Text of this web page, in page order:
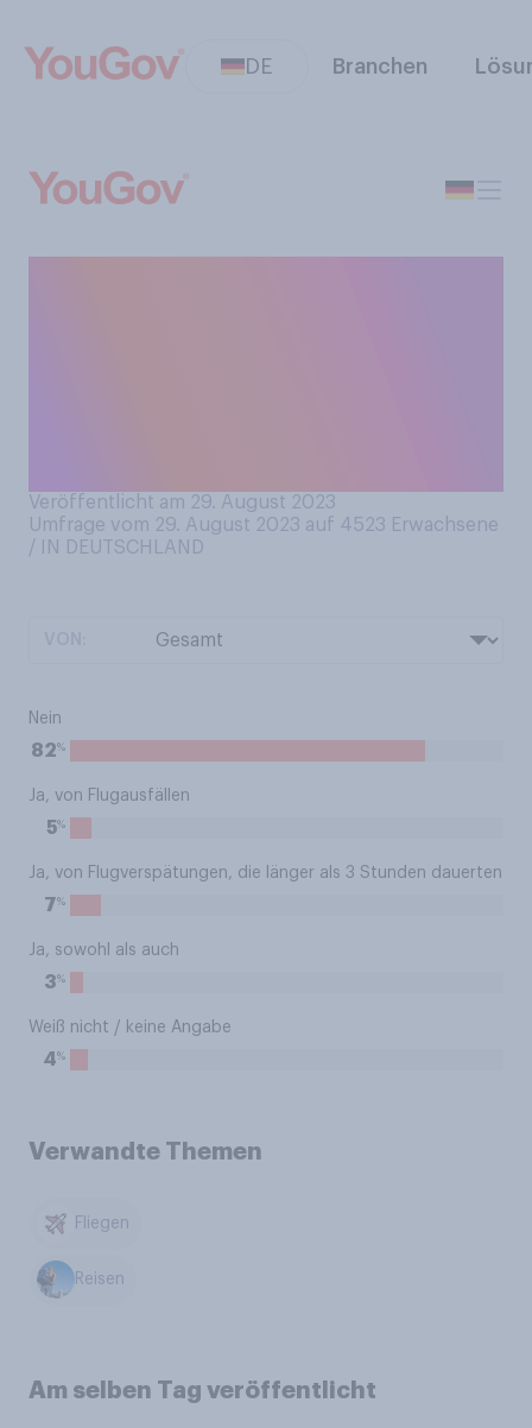
DE Branchen
Veröffentlicht am 29. August 2023
Umfrage vom 29. August 2023 auf 4523 Erwachsene
/ IN DEUTSCHLAND
Nein
82%
Ja, von Flugausfällen
5%
Ja, von Flugverspätungen, die länger als 3 Stunden dauerten
7%
Ja, sowohl als auch
3%
Weiß nicht / keine Angabe
4%
Verwandte Themen
Fliegen
Reisen
Am selben Tag veröffentlicht